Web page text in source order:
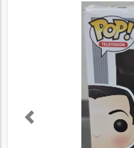
Previous